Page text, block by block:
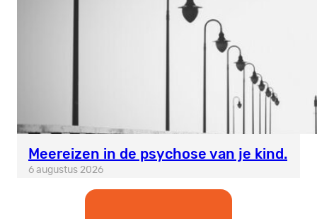
Meereizen in de psychose van je kind.
6 augustus 2026